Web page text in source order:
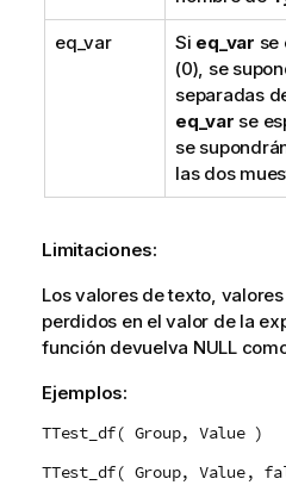
eq_var Si eq_var se
(0), se
separadas
eq_var se
se
las dos
Limitaciones:
Los valores de texto, valores
perdidos en el valor de la
función devuelva NULL
Ejemplos:
TTest_df( Group, Value )
TTest_df( Group, Value,